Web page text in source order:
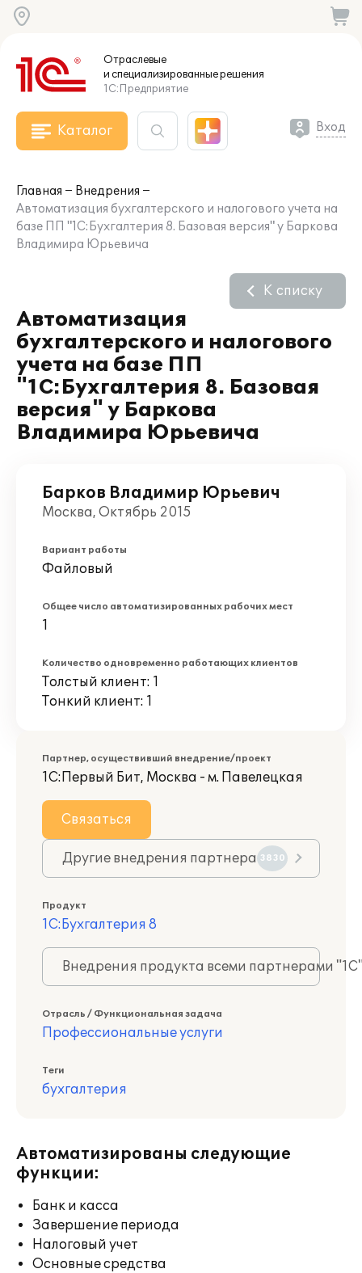
Отраслевые
и специализированныерешения
1С:Предприятие
Каталог Вход
Главная
Внедрения
Автоматизация бухгалтерского и налогового учета на
базе ПП "1С:Бухгалтерия 8. Базовая версия" у Баркова
Владимира Юрьевича
Автоматизация
бухгалтерского и налогового
учета на базе ПП
"1С:Бухгалтерия 8. Базовая
версия" у Баркова
Владимира Юрьевича
К списку
Барков Владимир Юрьевич
Москва, Октябрь 2015
Вариант работы
Файловый
Общее число автоматизированных рабочих мест
1
Количество одновременно работающих клиентов
Толстый клиент: 1
Тонкий клиент: 1
Партнер, осуществивший внедрение/проект
1С:Первый Бит, Москва - м. Павелецкая
Связаться
Другие внедрения партнера 3830
Продукт
1С:Бухгалтерия 8
Внедрения продукта всеми партнерами
Отрасль / Функциональная задача
Профессиональные услуги
Теги
бухгалтерия
Автоматизированы следующие
функции:
Банк и касса
Завершение периода
Налоговый учет
Основные средства